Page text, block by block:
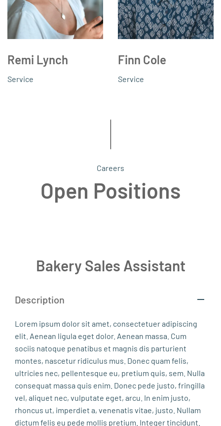
Remi Lynch
Service
Finn Cole
Service
Careers
Open Positions
Bakery Sales Assistant
Description
Lorem ipsum dolor sit amet, consectetuer adipiscing
elit. Aenean ligula eget dolor. Aenean massa. Cum
sociis natoque penatibus et magnis dis parturient
montes, nascetur ridiculus mus. Donec quam felis,
ultricies nec, pellentesque eu, pretium quis, sem. Nulla
consequat massa quis enim. Donec pede justo, fringilla
vel, aliquet nec, vulputate eget, arcu. In enim justo,
rhoncus ut, imperdiet a, venenatis vitae, justo. Nullam
dictum felis eu pede mollis pretium. Integer tincidunt.